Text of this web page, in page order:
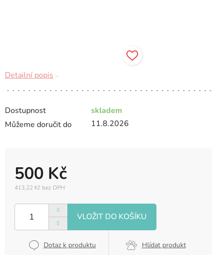
Dostupnost
skladem
Můžeme doručit do
11.8.2026
500 Kč
413,22 Kč bez DPH
cena:
Dotaz k produktu Hlídat produkt
Detailní popis